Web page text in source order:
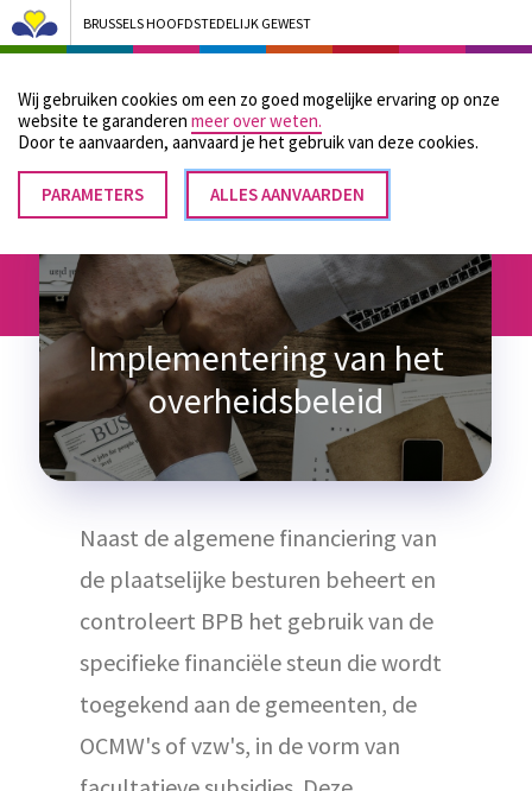
Wij gebruiken cookies om een zo goed mogelijke ervaring op onze
website te garanderen meer over weten.
Door te aanvaarden, aanvaard je het gebruik van deze cookies.
PARAMETERS ALLES AANVAARDEN
TOESTEMMING
INTREKKEN
BRUSSELS HOOFDSTEDELIJK GEWEST
Bruxelles Pouvoirs Locaux - Aller à la page d'accueil
Menu
Kruimelpad
Home Financiering Implementering van het overheidsbeleid
Implementering van het
overheidsbeleid
Naast de algemene financiering van
de plaatselijke besturen beheert en
controleert BPB het gebruik van de
specifieke financiële steun die wordt
toegekend aan de gemeenten, de
OCMW's of vzw's, in de vorm van